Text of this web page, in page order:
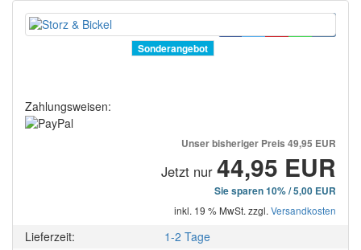
Sonderangebot
Zahlungsweisen:
Unser bisheriger Preis 49,95 EUR
Jetzt nur 44,95 EUR
Sie sparen 10% / 5,00 EUR
inkl. 19 % MwSt. zzgl. Versandkosten
Lieferzeit:
1-2 Tage